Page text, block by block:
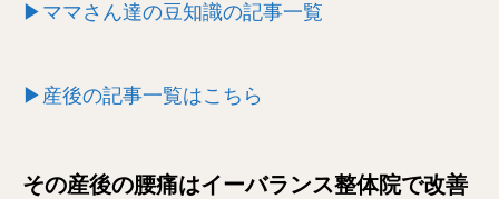
▶ママさん達の豆知識の記事一覧
▶産後の記事一覧はこちら
その産後の腰痛はイーバランス整体院で改善